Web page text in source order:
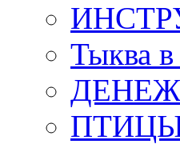
Тыква